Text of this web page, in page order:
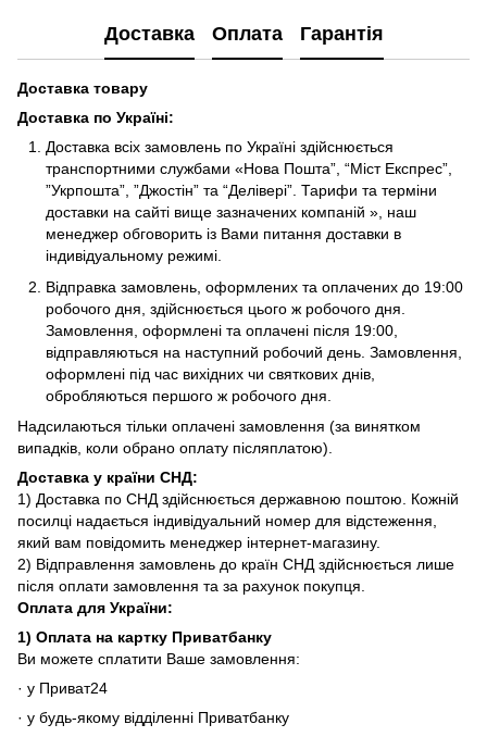
Доставка Оплата Гарантія
Доставка товару
Доставка по Україні:
Доставка всіх замовлень по Україні здійснюється
транспортними службами «Нова Пошта”, “Міст Експрес”,
”Укрпошта”, ”Джостін” та “Делівері”. Тарифи та терміни
доставки на сайті вище зазначених компаній », наш
менеджер обговорить із Вами питання доставки в
індивідуальному режимі.
Відправка замовлень, оформлених та оплачених до 19:00
робочого дня, здійснюється цього ж робочого дня.
Замовлення, оформлені та оплачені після 19:00,
відправляються на наступний робочий день. Замовлення,
оформлені під час вихідних чи святкових днів,
обробляються першого ж робочого дня.
Надсилаються тільки оплачені замовлення (за винятком
випадків, коли обрано оплату післяплатою).
Доставка у країни СНД:
1) Доставка по СНД здійснюється державною поштою. Кожній
посилці надається індивідуальний номер для відстеження,
який вам повідомить менеджер інтернет-магазину.
2) Відправлення замовлень до країн СНД здійснюється лише
після оплати замовлення та за рахунок покупця.
Оплата для України:
1) Оплата на картку Приватбанку
Ви можете сплатити Ваше замовлення:
· у Приват24
· у будь-якому відділенні Приватбанку